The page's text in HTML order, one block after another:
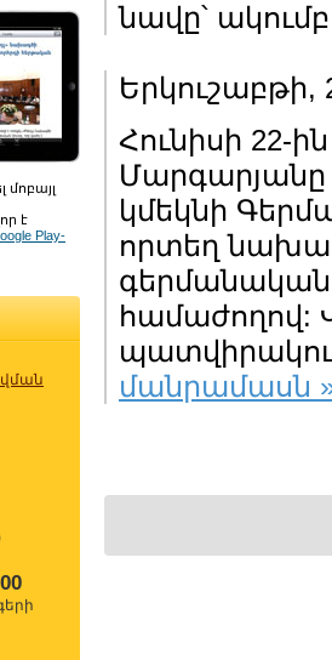
մոբայլ
է
Play-
նավը՝
Երկուշաբթի,
Հունիսի 22-
կմեկնի
որտեղ
համաժողով:
մանրամասն